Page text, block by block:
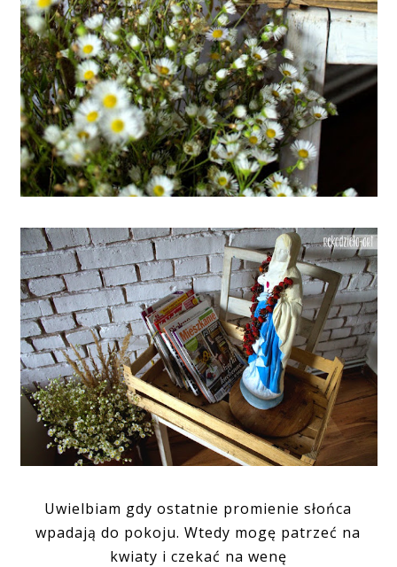
Uwielbiam gdy ostatnie promienie słońca
wpadają do pokoju. Wtedy mogę patrzeć na
kwiaty i czekać na wenę